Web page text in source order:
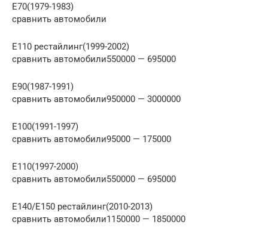
E70(1979-1983)
сравнить автомобили
E110 рестайлинг(1999-2002)
сравнить автомобили550000 — 695000
E90(1987-1991)
сравнить автомобили950000 — 3000000
E100(1991-1997)
сравнить автомобили95000 — 175000
E110(1997-2000)
сравнить автомобили550000 — 695000
E140/E150 рестайлинг(2010-2013)
сравнить автомобили1150000 — 1850000